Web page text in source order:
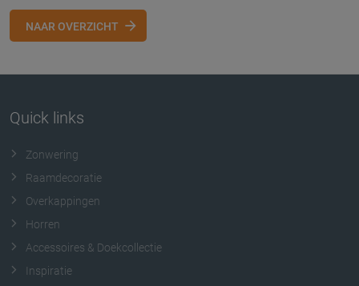
NAAR OVERZICHT
Quick links
Zonwering
Raamdecoratie
Overkappingen
Horren
Accessoires & Doekcollectie
Inspiratie